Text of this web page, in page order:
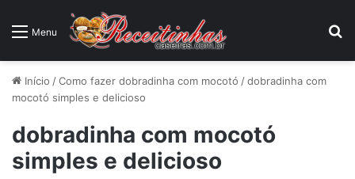
Menu
Início /Como fazer dobradinha com mocotó /dobradinha com
mocotó simples e delicioso
dobradinha com mocotó
simples e delicioso